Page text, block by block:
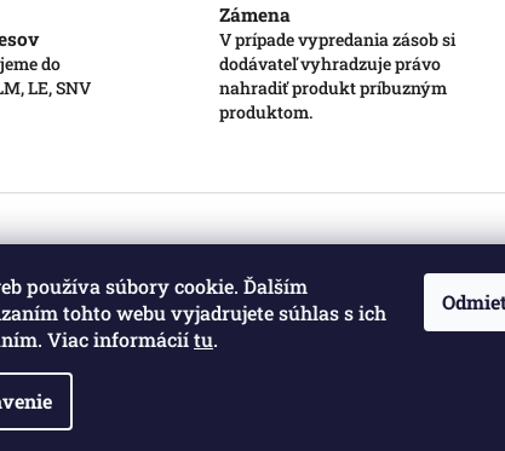
používa súbory cookie. Ďalším
tohto webu vyjadrujete súhlas s ich
Viac informáciítu.
do
LE, SNV
Zámena
V prípade vypredania zásob si
dodávateľ vyhradzuje právo
nahradiť produkt príbuzným
produktom.
vyhradené.